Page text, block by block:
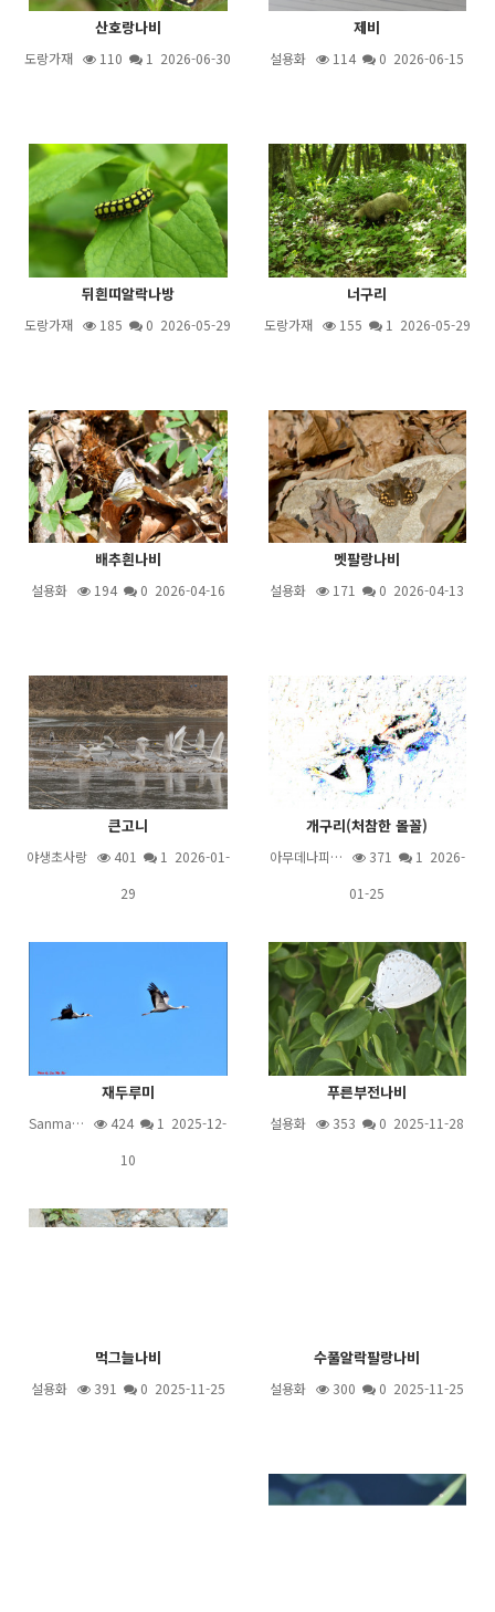
산호랑나비
도랑가재 110 1 2026-06-30
제비
설용화 114 0 2026-06-15
뒤흰띠알락나방
도랑가재 185 0 2026-05-29
너구리
도랑가재 155 1 2026-05-29
배추흰나비
설용화 194 0 2026-04-16
멧팔랑나비
설용화 171 0 2026-04-13
큰고니
야생초사랑 401 1 2026-01-
29
개구리(처참한 몰꼴)
아무데나피… 371 1 2026-
01-25
재두루미
Sanma… 424 1 2025-12-
10
푸른부전나비
설용화 353 0 2025-11-28
먹그늘나비
설용화 391 0 2025-11-25
수풀알락팔랑나비
설용화 300 0 2025-11-25